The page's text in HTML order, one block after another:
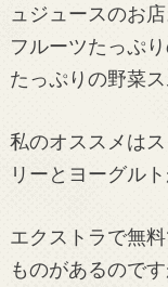
ュジュースのお店
フルーツたっぷ
たっぷりの野菜
私のオススメは
リーとヨーグル
エクストラで無
ものがあるので